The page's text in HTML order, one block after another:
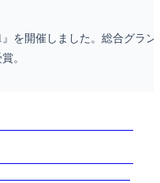
を開催しました。総合グラン
。